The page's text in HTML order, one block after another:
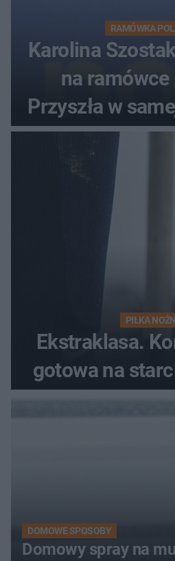
RAMÓWKA
Karolina
na
Przyszła w
PIŁKA
Ekstraklasa.
gotowa na
DOMOWE SPOSOBY
Domowy spray na